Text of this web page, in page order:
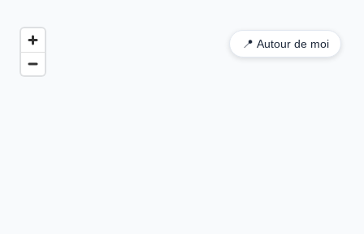
📍 Autour de moi